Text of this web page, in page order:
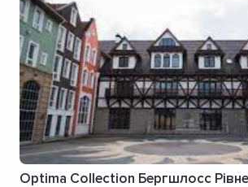
Optima Collection Бергшлосс Рівне